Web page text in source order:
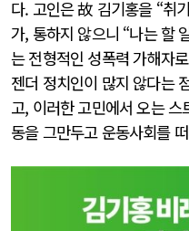
다. 고인은 故 김기홍을 “취
가, 통하지 않으니 “나는 할
는 전형적인 성폭력 가해자
젠더 정치인이 많지 않다는
고, 이러한 고민에서 오는
동을 그만두고 운동사회를